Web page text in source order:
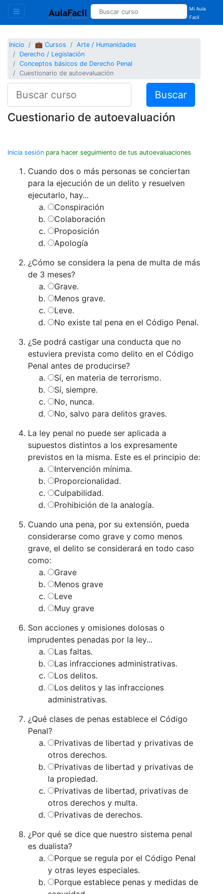
Mi Aula
Facil
Inicio 💼 Cursos
Arte / Humanidades
Derecho / Legislación
Conceptos básicos de Derecho Penal
Cuestionario de autoevaluación
Buscar
Cuestionario de autoevaluación
Inicia sesión para hacer seguimiento de tus autoevaluaciones
Cuando dos o más personas se conciertan
para la ejecución de un delito y resuelven
ejecutarlo, hay...
Conspiración
Colaboración
Proposición
Apología
¿Cómo se considera la pena de multa de más
de 3 meses?
Grave.
Menos grave.
Leve.
No existe tal pena en el Código Penal.
¿Se podrá castigar una conducta que no
estuviera prevista como delito en el Código
Penal antes de producirse?
Sí, en materia de terrorismo.
Sí, siempre.
No, nunca.
No, salvo para delitos graves.
La ley penal no puede ser aplicada a
supuestos distintos a los expresamente
previstos en la misma. Este es el principio de:
Intervención mínima.
Proporcionalidad.
Culpabilidad.
Prohibición de la analogía.
Cuando una pena, por su extensión, pueda
considerarse como grave y como menos
grave, el delito se considerará en todo caso
como:
Grave
Menos grave
Leve
Muy grave
Son acciones y omisiones dolosas o
imprudentes penadas por la ley...
Las faltas.
Las infracciones administrativas.
Los delitos.
Los delitos y las infracciones
administrativas.
¿Qué clases de penas establece el Código
Penal?
Privativas de libertad y privativas de
otros derechos.
Privativas de libertad y privativas de
la propiedad.
Privativas de libertad, privativas de
otros derechos y multa.
Privativas de derechos.
¿Por qué se dice que nuestro sistema penal
es dualista?
Porque se regula por el Código Penal
y otras leyes especiales.
Porque establece penas y medidas de